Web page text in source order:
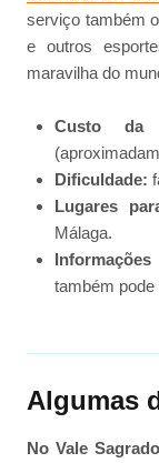
serviço também
e outros
maravilha do
Custo
Dificuldade:
Lugares
Málaga.
Informações
também
Algumas
No Vale